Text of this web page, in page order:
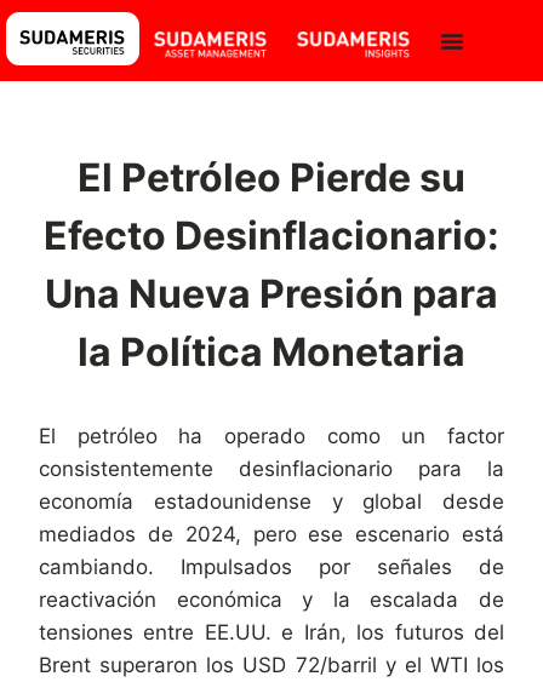
El Petróleo Pierde su
Efecto Desinflacionario:
Una Nueva Presión para
la Política Monetaria
El petróleo ha operado como un factor
consistentemente desinflacionario para la
economía estadounidense y global desde
mediados de 2024, pero ese escenario está
cambiando. Impulsados por señales de
reactivación económica y la escalada de
tensiones entre EE.UU. e Irán, los futuros del
Brent superaron los USD 72/barril y el WTI los